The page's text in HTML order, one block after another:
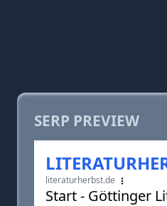
SERP PREVIEW
literaturherbst.de
Start - Göttinger